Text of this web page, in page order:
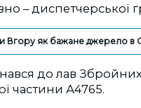
– диспетчерської
Вгору як бажане джерело в
до лав
частини А4765.